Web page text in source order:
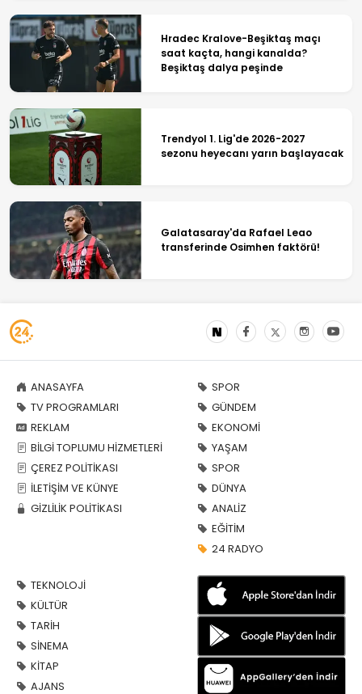
Hradec Kralove-Beşiktaş maçı
saat kaçta, hangi kanalda?
Beşiktaş dalya peşinde
Trendyol 1. Lig'de 2026-2027
sezonu heyecanı yarın başlayacak
Galatasaray'da Rafael Leao
transferinde Osimhen faktörü!
ANASAYFA
TV PROGRAMLARI
REKLAM
BİLGİ TOPLUMU HİZMETLERİ
ÇEREZ POLİTİKASI
İLETİŞİM VE KÜNYE
GİZLİLİK POLİTİKASI
SPOR
GÜNDEM
EKONOMİ
YAŞAM
SPOR
DÜNYA
ANALİZ
EĞİTİM
24 RADYO
TEKNOLOJİ
KÜLTÜR
TARİH
SİNEMA
KİTAP
AJANS